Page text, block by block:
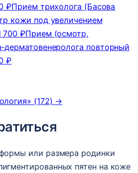
₽Прием трихолога (Басова
кожи под увеличением
700 ₽Прием (осмотр,
дерматовенеролога повторный
₽
(172) →
или размера родинки
пятен на коже